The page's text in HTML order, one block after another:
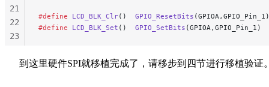
#define LCD_BLK_Clr() GPIO_ResetBits (GPIOA,GPIO_Pin_1)
#define LCD_BLK_Set () GPIO_SetBits (GPIOA,GPIO_Pin_1)
21
22
23
到这里硬件SPI就移植完成了，请移步到四节进行移植验证